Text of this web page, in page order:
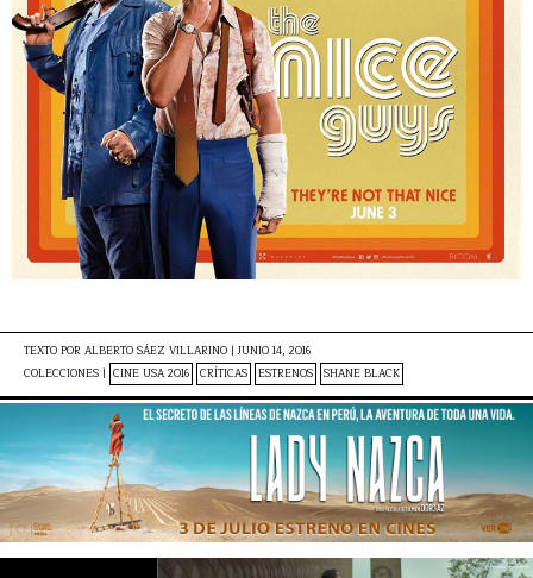
TEXTO POR ALBERTO SÁEZ VILLARINO | JUNIO 14, 2016
COLECCIONES | CINE USA 2016 CRÍTICAS ESTRENOS SHANE BLACK